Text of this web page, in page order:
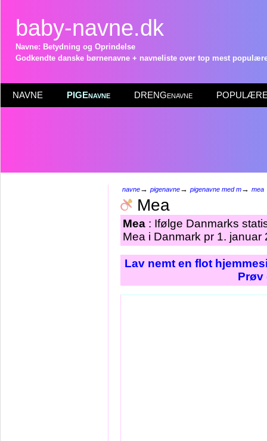
baby-navne.dk
Navne: Betydning og Oprindelse
Godkendte danske børnenavne + navneliste over top mest
NAVNE PIGEnavne DRENGenavne POPULÆRE
navne→ pigenavne→ pigenavne med m→ mea
Mea
Mea : Ifølge Danmarks
Mea i Danmark pr 1. januar
Lav nemt en flot
Prøv